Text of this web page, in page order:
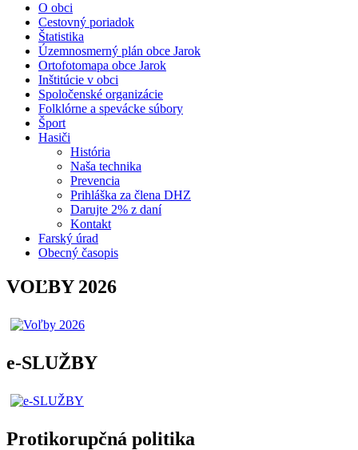
O obci
Cestovný poriadok
Štatistika
Územnosmerný plán obce Jarok
Ortofotomapa obce Jarok
Inštitúcie v obci
Spoločenské organizácie
Folklórne a spevácke súbory
Šport
Hasiči
História
Naša technika
Prevencia
Prihláška za člena DHZ
Darujte 2% z daní
Kontakt
Farský úrad
Obecný časopis
VOĽBY 2026
e-SLUŽBY
Protikorupčná politika